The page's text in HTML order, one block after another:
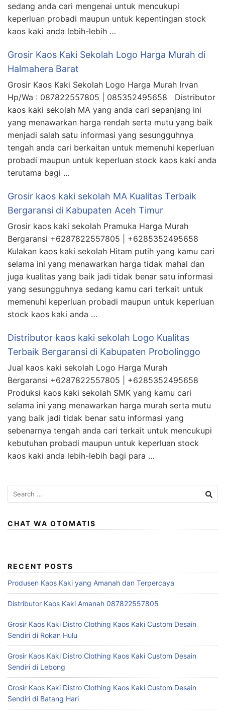
sedang anda cari mengenai untuk mencukupi
keperluan probadi maupun untuk kepentingan stock
kaos kaki anda lebih-lebih …
Grosir Kaos Kaki Sekolah Logo Harga Murah di
Halmahera Barat
Grosir Kaos Kaki Sekolah Logo Harga Murah Irvan
Hp/Wa : 087822557805 | 085352495658 Distributor
kaos kaki sekolah MA yang anda cari sepanjang ini
yang menawarkan harga rendah serta mutu yang baik
menjadi salah satu informasi yang sesungguhnya
tengah anda cari berkaitan untuk memenuhi keperluan
probadi maupun untuk keperluan stock kaos kaki anda
terutama bagi …
Grosir kaos kaki sekolah MA Kualitas Terbaik
Bergaransi di Kabupaten Aceh Timur
Grosir kaos kaki sekolah Pramuka Harga Murah
Bergaransi +6287822557805 | +6285352495658
Kulakan kaos kaki sekolah Hitam putih yang kamu cari
selama ini yang menawarkan harga tidak mahal dan
juga kualitas yang baik jadi tidak benar satu informasi
yang sesungguhnya sedang kamu cari terkait untuk
memenuhi keperluan probadi maupun untuk keperluan
stock kaos kaki anda …
Distributor kaos kaki sekolah Logo Kualitas
Terbaik Bergaransi di Kabupaten Probolinggo
Jual kaos kaki sekolah Logo Harga Murah
Bergaransi +6287822557805 | +6285352495658
Produksi kaos kaki sekolah SMK yang kamu cari
selama ini yang menawarkan harga murah serta mutu
yang baik jadi tidak benar satu informasi yang
sebenarnya tengah anda cari terkait untuk mencukupi
kebutuhan probadi maupun untuk keperluan stock
kaos kaki anda lebih-lebih bagi para …
Search
for:
CHAT WA OTOMATIS
RECENT POSTS
Produsen Kaos Kaki yang Amanah dan Terpercaya
Distributor Kaos Kaki Amanah 087822557805
Grosir Kaos Kaki Distro Clothing Kaos Kaki Custom Desain
Sendiri di Rokan Hulu
Grosir Kaos Kaki Distro Clothing Kaos Kaki Custom Desain
Sendiri di Lebong
Grosir Kaos Kaki Distro Clothing Kaos Kaki Custom Desain
Sendiri di Batang Hari